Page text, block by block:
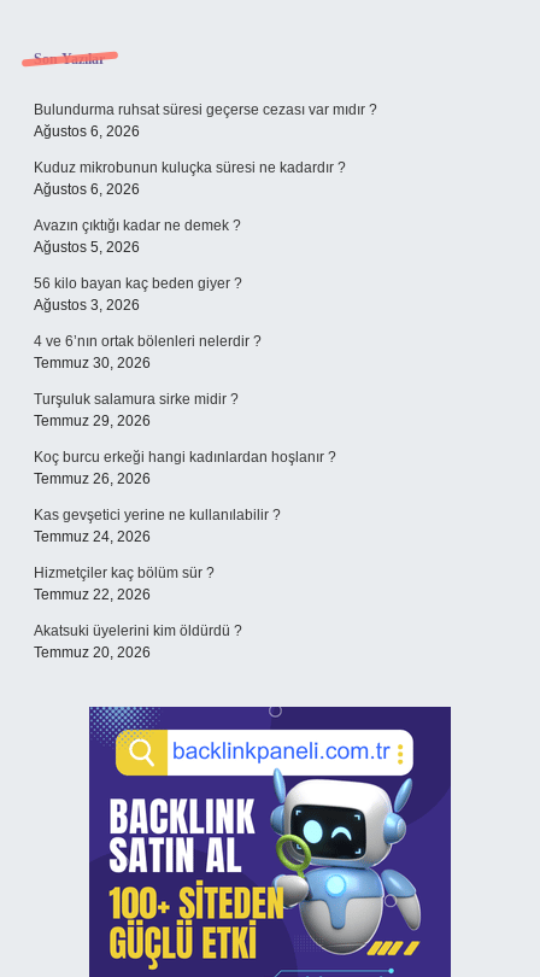
Sidebar
Son Yazılar
Bulundurma ruhsat süresi geçerse cezası var mıdır ?
Ağustos 6, 2026
Kuduz mikrobunun kuluçka süresi ne kadardır ?
Ağustos 6, 2026
Avazın çıktığı kadar ne demek ?
Ağustos 5, 2026
56 kilo bayan kaç beden giyer ?
Ağustos 3, 2026
4 ve 6’nın ortak bölenleri nelerdir ?
Temmuz 30, 2026
Turşuluk salamura sirke midir ?
Temmuz 29, 2026
Koç burcu erkeği hangi kadınlardan hoşlanır ?
Temmuz 26, 2026
Kas gevşetici yerine ne kullanılabilir ?
Temmuz 24, 2026
Hizmetçiler kaç bölüm sür ?
Temmuz 22, 2026
Akatsuki üyelerini kim öldürdü ?
Temmuz 20, 2026